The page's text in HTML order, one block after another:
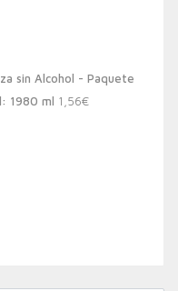
sin Alcohol - Paquete
1980 ml 1,56€